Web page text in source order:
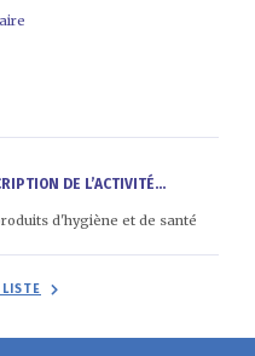
DE L’ACTIVITÉ...
d'hygiène et de santé
LISTE